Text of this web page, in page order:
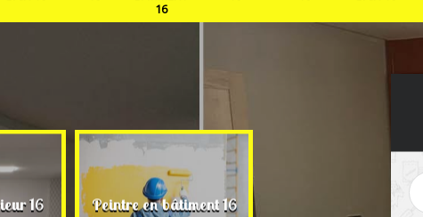
16
16 Peintre en bâtiment 16 Rénovation de maison
16